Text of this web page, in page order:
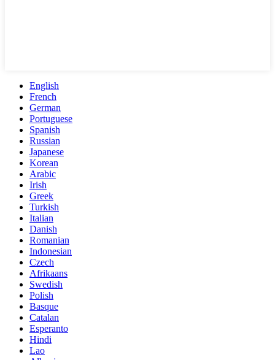
English
French
German
Portuguese
Spanish
Russian
Japanese
Korean
Arabic
Irish
Greek
Turkish
Italian
Danish
Romanian
Indonesian
Czech
Afrikaans
Swedish
Polish
Basque
Catalan
Esperanto
Hindi
Lao